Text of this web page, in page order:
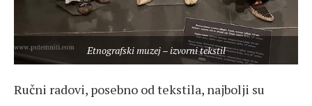
Etnografski muzej – izvorni tekstil
Ručni radovi, posebno od tekstila, najbolji su